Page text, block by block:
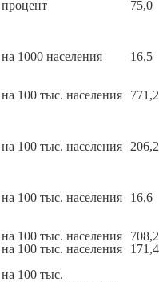
процент 75,0
на 1000 населения 16,5
на 100 тыс. населения 771,2
на 100 тыс. населения 206,2
на 100 тыс. населения 16,6
на 100 тыс. населения 708,2
на 100 тыс. населения 171,4
на 100 тыс.